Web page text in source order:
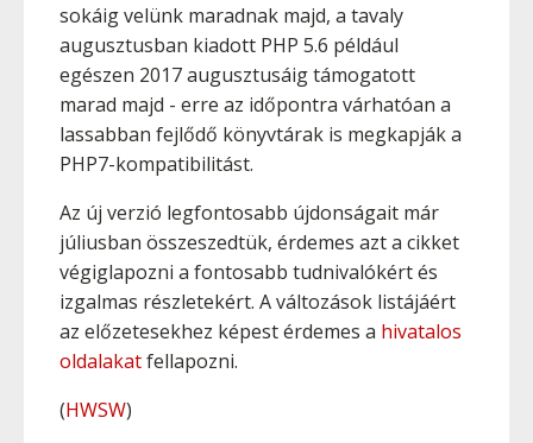
sokáig velünk maradnak majd, a tavaly
augusztusban kiadott PHP 5.6 például
egészen 2017 augusztusáig támogatott
marad majd - erre az időpontra várhatóan a
lassabban fejlődő könyvtárak is megkapják a
PHP7-kompatibilitást.
Az új verzió legfontosabb újdonságait már
júliusban összeszedtük, érdemes azt a cikket
végiglapozni a fontosabb tudnivalókért és
izgalmas részletekért. A változások listájáért
az előzetesekhez képest érdemes a hivatalos
oldalakatfellapozni.
(HWSW)